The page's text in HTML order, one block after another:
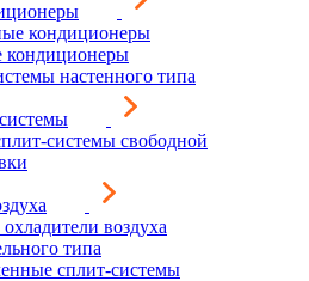
кондиционеры
настенного типа
системы свободной
воздуха
типа
сплит-системы